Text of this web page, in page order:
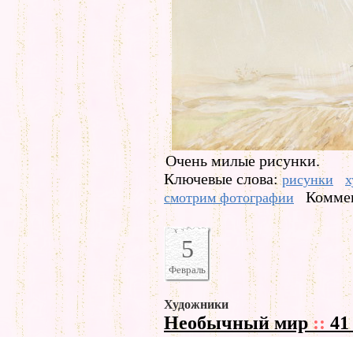
Очень милые рисунки.
Ключевые слова:рисунки
смотрим фотографии
5
Февраль
Художники
Необычный мир::